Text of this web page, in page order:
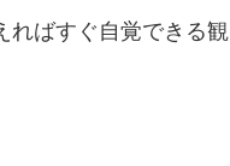
ればすぐ自覚できる観